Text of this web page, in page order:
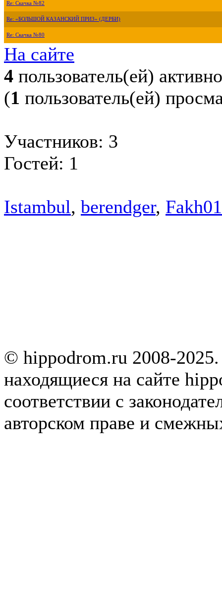
Re: Скачка №82
Re: «БОЛЬШОЙ КАЗАНСКИЙ ПРИЗ» (ДЕРБИ)
Re: Скачка №80
На сайте
4 пользователь(ей) активно
(1 пользователь(ей)
Участников: 3
Гостей: 1
Istambul, berendger, Fakh01
© hippodrom.ru 2008-
находящиеся на сайте
соответствии с
авторском праве и